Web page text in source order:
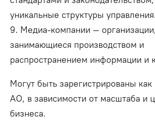
уникальные структуры управления.
9. Медиа-компании — организации,
занимающиеся производством и
распространением информации и
Могут быть зарегистрированы
АО, в зависимости от масштаба и
бизнеса.